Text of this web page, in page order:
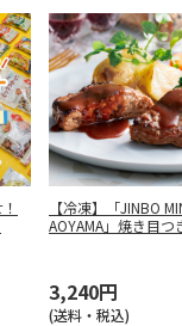
【冷凍】「JINBO
AOYAMA」焼き目つ
3,240円
(送料・税込)